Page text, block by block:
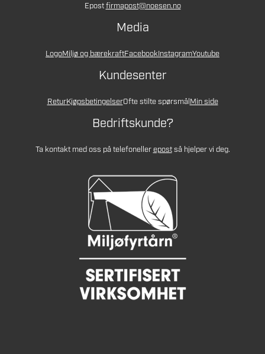
Epostfirmapost@noesen.no
Media
LogoMiljø og bærekraftFacebookInstagramYoutube
Kundesenter
ReturKjøpsbetingelserOfte stilte spørsmålMin side
Bedriftskunde?
Ta kontakt med oss på telefonellerepostså hjelper vi deg.